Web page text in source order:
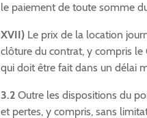
le paiement de toute somme
XVII) Le prix de la location
clôture du contrat, y compris
qui doit être fait dans un délai
3.2 Outre les dispositions du
et pertes, y compris, sans